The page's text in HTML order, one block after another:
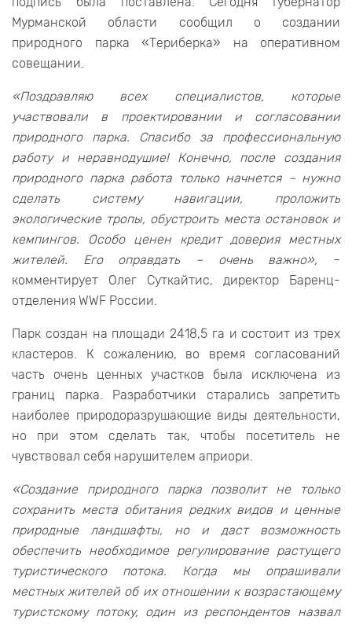
Мурманской области сообщил о создании
природного парка «Териберка» на оперативном
совещании.
«Поздравляю всех специалистов, которые
участвовали в проектировании и согласовании
природного парка. Спасибо за профессиональную
работу и неравнодушие! Конечно, после создания
природного парка работа только начнется – нужно
сделать систему навигации, проложить
экологические тропы, обустроить места остановок и
кемпингов. Особо ценен кредит доверия местных
жителей. Его оправдать – очень важно», –
комментирует Олег Суткайтис, директор Баренц-
отделения WWF России.
Парк создан на площади 2418,5 га и состоит из трех
кластеров. К сожалению, во время согласований
часть очень ценных участков была исключена из
границ парка. Разработчики старались запретить
наиболее природоразрушающие виды деятельности,
но при этом сделать так, чтобы посетитель не
чувствовал себя нарушителем априори.
«Создание природного парка позволит не только
сохранить места обитания редких видов и ценные
природные ландшафты, но и даст возможность
обеспечить необходимое регулирование растущего
туристического потока. Когда мы опрашивали
местных жителей об их отношении к возрастающему
туристскому потоку, один из респондентов назвал